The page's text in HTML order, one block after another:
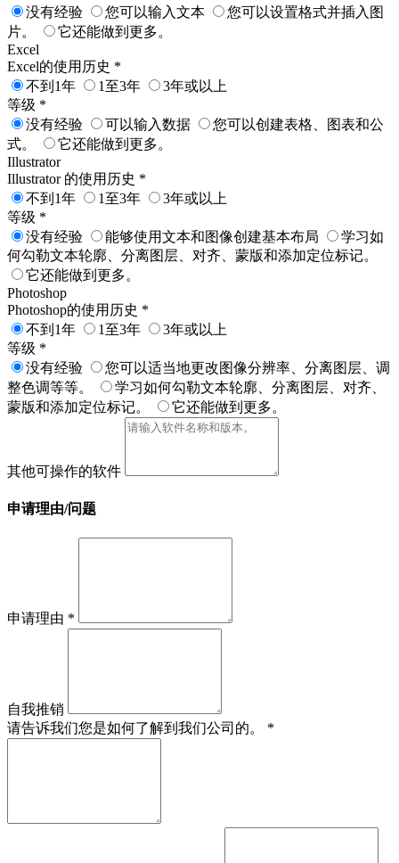
没有经验
您可以输入文本
您可以设置格式并插入图
片。
它还能做到更多。
Excel
Excel的使用历史 *
不到1年
1至3年
3年或以上
等级 *
没有经验
可以输入数据
您可以创建表格、图表和公
式。
它还能做到更多。
Illustrator
Illustrator 的使用历史 *
不到1年
1至3年
3年或以上
等级 *
没有经验
能够使用文本和图像创建基本布局
学习如
何勾勒文本轮廓、分离图层、对齐、蒙版和添加定位标记。
它还能做到更多。
Photoshop
Photoshop的使用历史 *
不到1年
1至3年
3年或以上
等级 *
没有经验
您可以适当地更改图像分辨率、分离图层、调
整色调等等。
学习如何勾勒文本轮廓、分离图层、对齐、
蒙版和添加定位标记。
它还能做到更多。
其他可操作的软件
申请理由/问题
申请理由 *
自我推销
请告诉我们您是如何了解到我们公司的。
*